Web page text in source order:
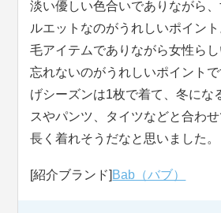
淡い優しい色合いでありながら
ルエットなのがうれしいポイン
毛アイテムでありながら女性ら
忘れないのがうれしいポイント
げシーズンは1枚で着て、冬にな
スやパンツ、タイツなどと合わ
長く着れそうだなと思いました。
[紹介ブランド] Bab（バブ）